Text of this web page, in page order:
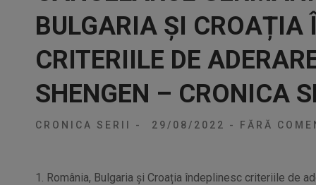
BULGARIA ȘI CROAȚIA
CRITERIILE DE
SHENGEN – CRONICA
CRONICA SERII - 29/08/2022 - FĂRĂ
1. România, Bulgaria și Croația îndeplinesc criteriile de